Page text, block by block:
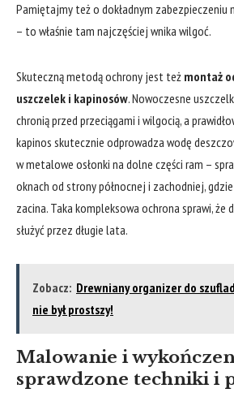
Pamiętajmy też o dokładnym zabezpieczeniu
– to właśnie tam najczęściej wnika wilgoć.
Skuteczną metodą ochrony ​jest też⁢ montaż
uszczelek i ⁢kapinosów. Nowoczesne
‍chronią przed przeciągami ⁣i wilgocią, ⁤a
kapinos ‍skutecznie odprowadza‌ wodę
w metalowe ⁤osłonki na dolne części ram –
oknach od​ strony północnej i zachodniej,
zacina. Taka kompleksowa ochrona sprawi, że⁣
służyć przez długie⁢ lata.
Zobacz: Drewniany organizer do
nie był prostszy!
Malowanie i
sprawdzone techniki⁣ i